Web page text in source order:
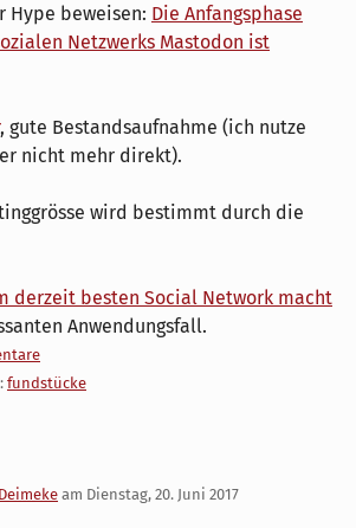
Hype beweisen: Die Anfangsphase
Netzwerks Mastodon ist
, gute Bestandsaufnahme (ich nutze
nicht mehr direkt).
wird bestimmt durch die
derzeit besten Social Network macht
Anwendungsfall.
fundstücke
am Dienstag, 20. Juni 2017